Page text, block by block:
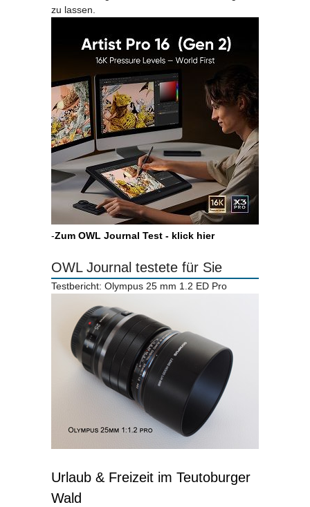
zu lassen.
-Zum OWL Journal Test - klick hier
OWL Journal testete für Sie
Testbericht: Olympus 25 mm 1.2 ED Pro
Urlaub & Freizeit im Teutoburger
Wald